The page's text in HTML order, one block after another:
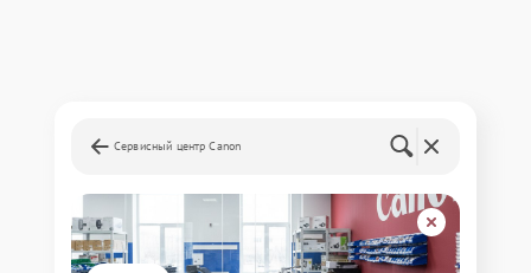
Сервисный центр Canon